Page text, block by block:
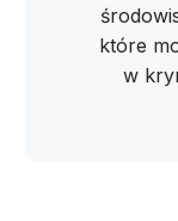
które
w